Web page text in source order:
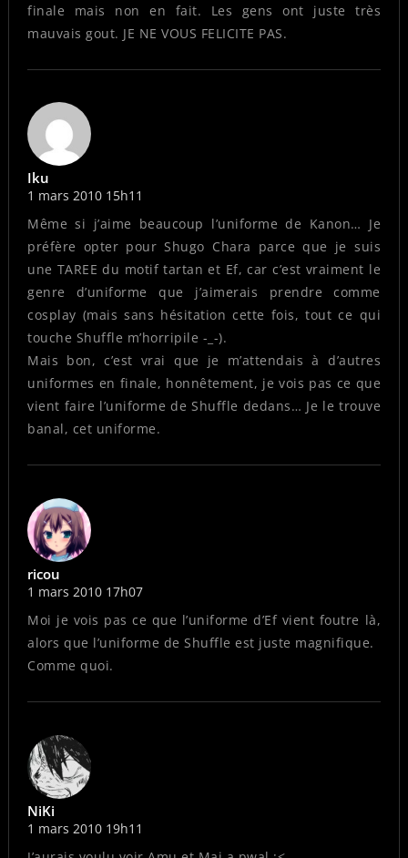
finale mais non en fait. Les gens ont juste très
mauvais gout. JE NE VOUS FELICITE PAS.
Iku
1 mars 2010 15h11
Même si j’aime beaucoup l’uniforme de Kanon… Je
préfère opter pour Shugo Chara parce que je suis
une TAREE du motif tartan et Ef, car c’est vraiment le
genre d’uniforme que j’aimerais prendre comme
cosplay (mais sans hésitation cette fois, tout ce qui
touche Shuffle m’horripile -_-).
Mais bon, c’est vrai que je m’attendais à d’autres
uniformes en finale, honnêtement, je vois pas ce que
vient faire l’uniforme de Shuffle dedans… Je le trouve
banal, cet uniforme.
ricou
1 mars 2010 17h07
Moi je vois pas ce que l’uniforme d’Ef vient foutre là,
alors que l’uniforme de Shuffle est juste magnifique.
Comme quoi.
NiKi
1 mars 2010 19h11